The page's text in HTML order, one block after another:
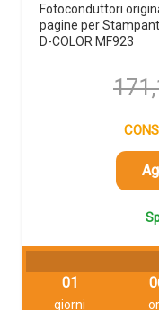
Fotoconduttori
pagine per
D-COLOR MF923
01
giorni